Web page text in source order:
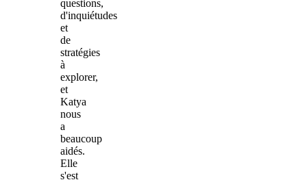
questions,
d'inquiétudes
et
de
stratégies
à
explorer,
et
Katya
nous
a
beaucoup
aidés.
Elle
s'est